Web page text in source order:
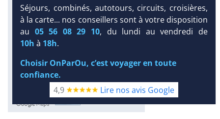
DEMANDE
D’INFORMATIONS
< 100 m
Longueur:
1.2 km
Équipement :
184
Infos golfs :
Distance depuis l'hôtel : 29 km
Diaporama
Séjours, combinés, autotours, circuits, croisières,
à la carte... nos conseillers sont à votre disposition
au 05 56 08 29 10, du lundi au vendredi de
10h à 18h.
Choisir OnParOu, c’est voyager en toute
confiance.
4,9
Lire nos avis Google